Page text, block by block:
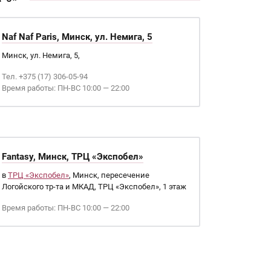
Naf Naf Paris, Минск, ул. Немига, 5
Минск, ул. Немига, 5,
Тел. +375 (17) 306-05-94
Время работы: ПН-ВС 10:00 — 22:00
Fantasy, Минск, ТРЦ «Экспобел»
в ТРЦ «Экспобел», Минск, пересечение
Логойского тр-та и МКАД, ТРЦ «Экспобел», 1 этаж
Время работы: ПН-ВС 10:00 — 22:00